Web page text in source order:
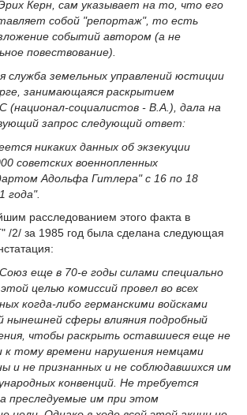
Керн, сам указывает на то, что его
собой "репортаж", то есть
событий автором (а не
повествование).
служба земельных управлений юстиции
занимающаяся раскрытием
(национал-социалистов - В.А.), дала на
запрос следующий ответ:
никаких данных об экзекуции
советских военнопленных
Адольфа Гитлера" с 16 по 18
года".
расследованием этого факта в
/2/ за 1985 год была сделана следующая
еще в 70-е годы силами специально
целью комиссий провел во всех
когда-либо германскими войсками
нынешней сферы влияния подробный
чтобы раскрыть оставшиеся еще не
тому времени нарушения немцами
и не признанных и не соблюдавшихся им
конвенций. Не требуется
преследуемые им при этом